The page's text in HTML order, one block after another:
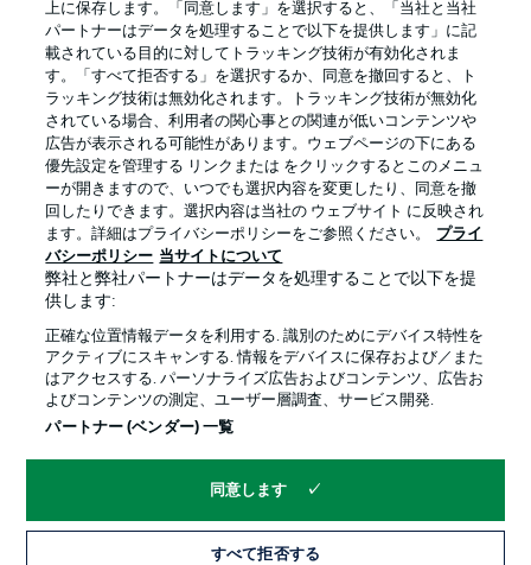
プライバシー・ポリシー 優先設定を管理する
利用条件 放送局
求人 選手
当サイトについて
© 2026 Bundesliga-Gruppe GmbH
言語をお選びください
上に保存します。「同意します」を選択すると、「当社と当社
パートナーはデータを処理することで以下を提供します」に記
載されている目的に対してトラッキング技術が有効化されま
す。「すべて拒否する」を選択するか、同意を撤回すると、ト
ラッキング技術は無効化されます。トラッキング技術が無効化
されている場合、利用者の関心事との関連が低いコンテンツや
広告が表示される可能性があります。ウェブページの下にある
優先設定を管理する リンクまたは をクリックするとこのメニュ
ーが開きますので、いつでも選択内容を変更したり、同意を撤
回したりできます。選択内容は当社の ウェブサイト に反映され
ます。詳細はプライバシーポリシーをご参照ください。
プライ
バシーポリシー 当サイトについて
弊社と弊社パートナーはデータを処理することで以下を提
供します:
正確な位置情報データを利用する. 識別のためにデバイス特性を
アクティブにスキャンする. 情報をデバイスに保存および／また
はアクセスする. パーソナライズ広告およびコンテンツ、広告お
よびコンテンツの測定、ユーザー層調査、サービス開発.
パートナー (ベンダー) 一覧
同意します
すべて拒否する